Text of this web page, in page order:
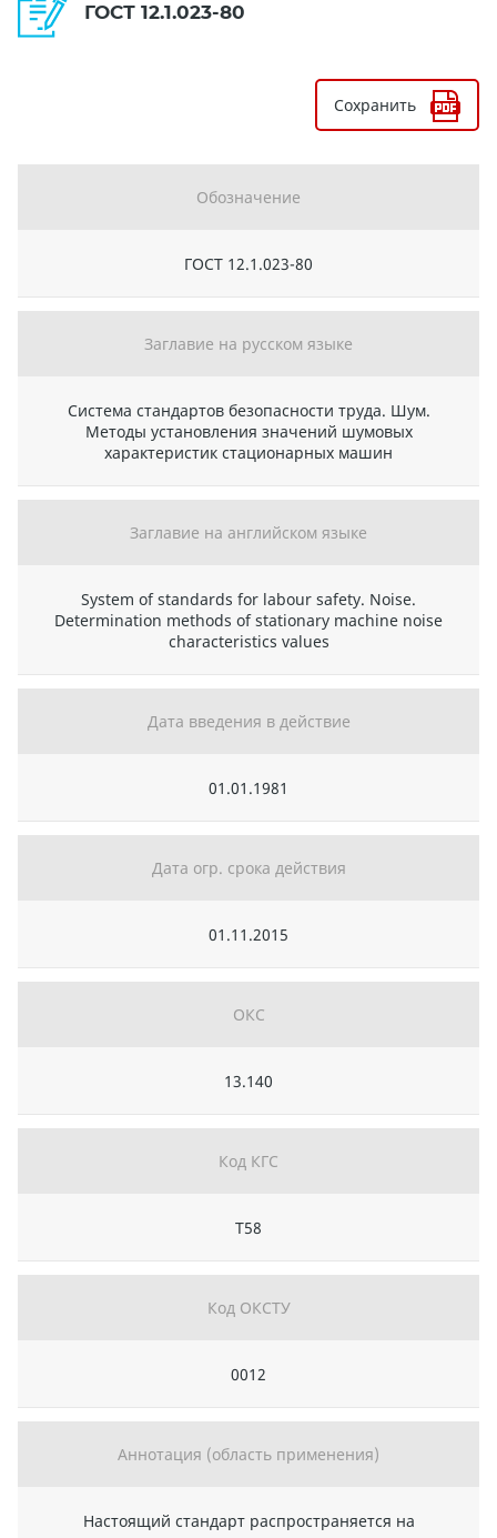
ГОСТ 12.1.023-80
Сохранить
Обозначение
ГОСТ 12.1.023-80
Заглавие на русском языке
Система стандартов безопасности труда. Шум.
Методы установления значений шумовых
характеристик стационарных машин
Заглавие на английском языке
System of standards for labour safety. Noise.
Determination methods of stationary machine noise
characteristics values
Дата введения в действие
01.01.1981
Дата огр. срока действия
01.11.2015
ОКС
13.140
Код КГС
Т58
Код ОКСТУ
0012
Аннотация (область применения)
Настоящий стандарт распространяется на